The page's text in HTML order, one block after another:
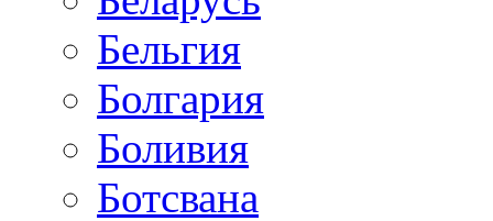
Бельгия
Болгария
Боливия
Ботсвана